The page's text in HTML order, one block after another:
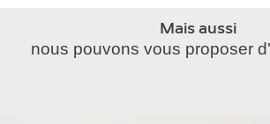
Mais aussi
nous pouvons vous proposer